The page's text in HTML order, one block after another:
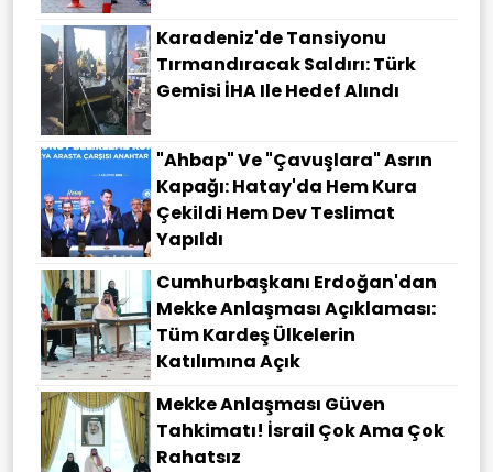
Karadeniz'de Tansiyonu
Tırmandıracak Saldırı: Türk
Gemisi İHA Ile Hedef Alındı
"Ahbap" Ve "çavuşlara" Asrın
Kapağı: Hatay'da Hem Kura
Çekildi Hem Dev Teslimat
Yapıldı
Cumhurbaşkanı Erdoğan'dan
Mekke Anlaşması Açıklaması:
Tüm Kardeş Ülkelerin
Katılımına Açık
Mekke Anlaşması Güven
Tahkimatı! İsrail Çok Ama Çok
Rahatsız